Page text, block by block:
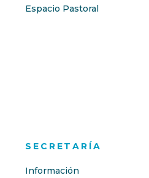
Espacio Pastoral
SECRETARÍA
Información